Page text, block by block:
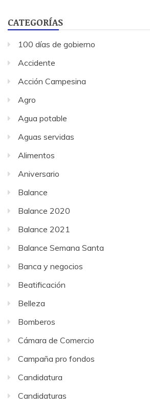
CATEGORÍAS
100 días de gobierno
Accidente
Acción Campesina
Agro
Agua potable
Aguas servidas
Alimentos
Aniversario
Balance
Balance 2020
Balance 2021
Balance Semana Santa
Banca y negocios
Beatificación
Belleza
Bomberos
Cámara de Comercio
Campaña pro fondos
Candidatura
Candidaturas